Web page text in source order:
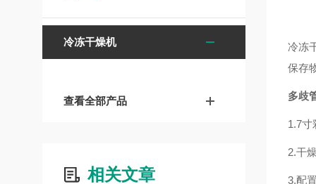
冷冻干燥机
查看全部产品
相关文章
冷冻
保存
多歧
1.7寸
2.干
3.配